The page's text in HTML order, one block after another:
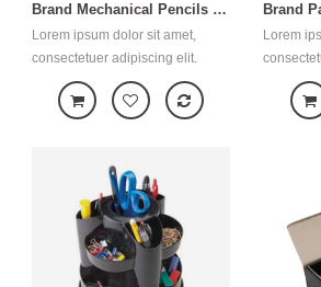
Brand Mechanical Pencils With Comfort Grip
Lorem ipsum dolor sit amet,
consectetuer adipiscing elit.
Aenean commodo ligula eget
dolor. Aenean massa. Cum sociis
ridiculus mus. Donec quam felis,
ultricies nec, pellentesque eu,
pretium quis,
Brand
Lorem
Aenean
dolor.
ultricies
pretium